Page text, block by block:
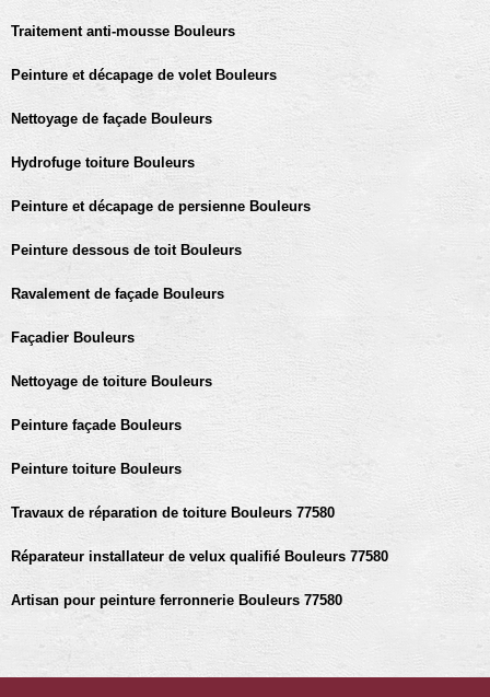
Traitement anti-mousse Bouleurs
Peinture et décapage de volet Bouleurs
Nettoyage de façade Bouleurs
Hydrofuge toiture Bouleurs
Peinture et décapage de persienne Bouleurs
Peinture dessous de toit Bouleurs
Ravalement de façade Bouleurs
Façadier Bouleurs
Nettoyage de toiture Bouleurs
Peinture façade Bouleurs
Peinture toiture Bouleurs
Travaux de réparation de toiture Bouleurs 77580
Réparateur installateur de velux qualifié Bouleurs 77580
Artisan pour peinture ferronnerie Bouleurs 77580